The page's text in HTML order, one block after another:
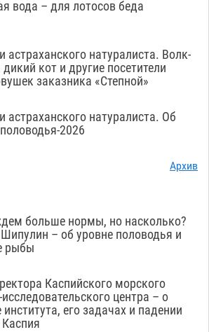
вода – для лотосов беда
астраханского натуралиста. Волк-
дикий кот и другие посетители
заказника «Степной»
астраханского натуралиста. Об
2026
Архив
больше нормы, но насколько?
Шипулин – об уровне половодья и
рыбы
Каспийского морского
центра – о
его задачах и падении